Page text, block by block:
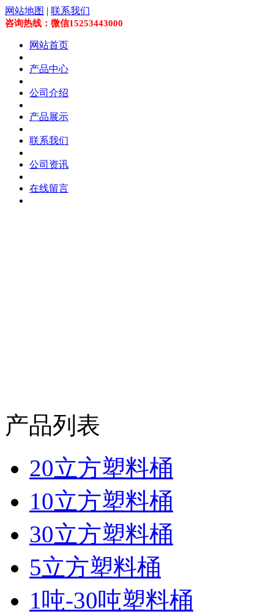
网站地图 | 联系我们
咨询热线：微信15253443000
网站首页
产品中心
公司介绍
产品展示
联系我们
公司资讯
在线留言
产品列表
20立方塑料桶
10立方塑料桶
30立方塑料桶
5立方塑料桶
1吨-30吨塑料桶